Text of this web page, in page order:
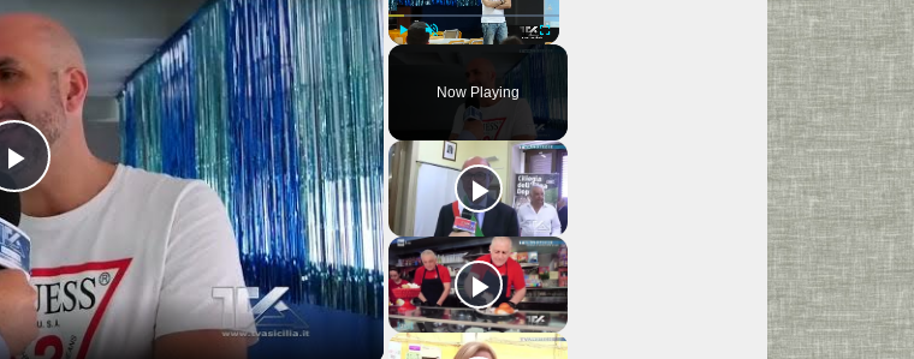
Fullscreen
Now Playing
Play
Video